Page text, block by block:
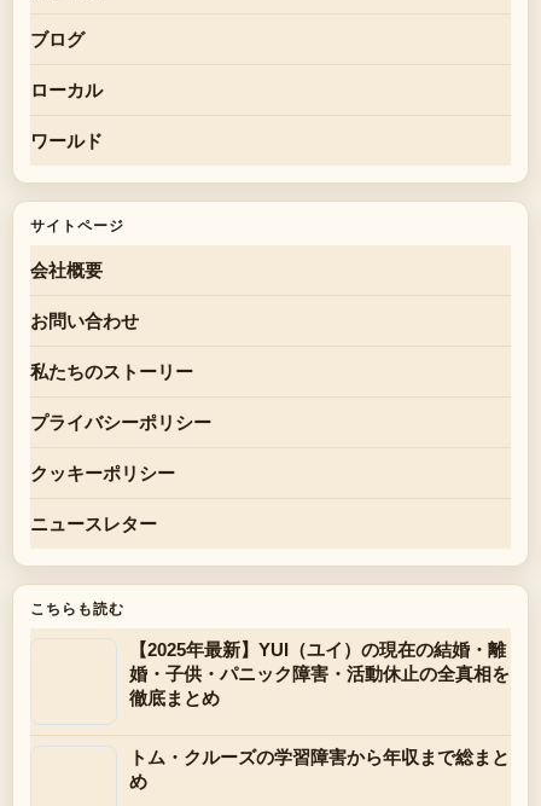
ブログ
ローカル
ワールド
サイトページ
会社概要
お問い合わせ
私たちのストーリー
プライバシーポリシー
クッキーポリシー
ニュースレター
こちらも読む
【2025年最新】YUI（ユイ）の現在の結婚・離
婚・子供・パニック障害・活動休止の全真相を
徹底まとめ
トム・クルーズの学習障害から年収まで総まと
め